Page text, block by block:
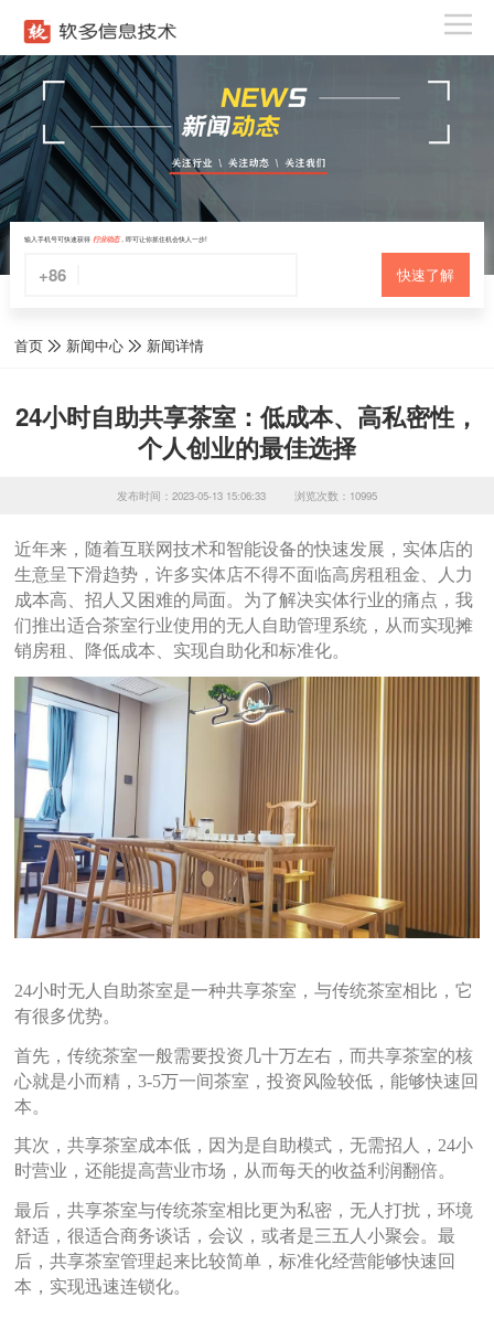
输入手机号可快速获得 行业动态，即可让你抓住机会快人一步!
+86 快速了解
首页 新闻中心 新闻详情
24小时自助共享茶室：低成本、高私密性，
个人创业的最佳选择
发布时间：2023-05-13 15:06:33 浏览次数：10995
近年来，随着互联网技术和智能设备的快速发展，实体店的
生意呈下滑趋势，许多实体店不得不面临高房租租金、人力
成本高、招人又困难的局面。为了解决实体行业的痛点，我
们推出适合茶室行业使用的无人自助管理系统，从而实现摊
销房租、降低成本、实现自助化和标准化。
24小时无人自助茶室是一种共享茶室，与传统茶室相比，它
有很多优势。
首先，传统茶室一般需要投资几十万左右，而共享茶室的核
心就是小而精， 3-5万一间茶室，投资风险较低，能够快速回
本。
其次，共享茶室成本低，因为是自助模式，无需招人， 24小
时营业，还能提高营业市场，从而每天的收益利润翻倍。
最后，共享茶室与传统茶室相比更为私密，无人打扰，环境
舒适，很适合商务谈话，会议，或者是三五人小聚会。最
后，共享茶室管理起来比较简单，标准化经营能够快速回
本，实现迅速连锁化。